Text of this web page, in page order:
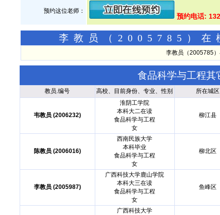
预约这位老师：
预约电话:
李教员（2005785）在
李教员（2005785
食品科学与工程其
教员.编号 高校、目前身份、专业、性别 所在城区
韦教员 (2006232)
淮阴工学院
本科大二在读
食品科学与工程
女
柳江县
陈教员 (2006016)
西南民族大学
本科毕业
食品科学与工程
女
柳北区
李教员 (2005987)
广西科技大学鹿山学院
本科大三在读
食品科学与工程
女
鱼峰区
广西科技大学